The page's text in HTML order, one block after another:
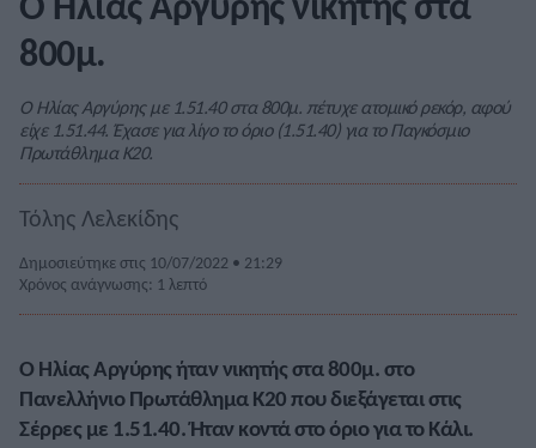
800μ.
Ο Ηλίας Αργύρης με 1.51.40 στα 800μ. πέτυχε ατομικό ρεκόρ, αφού
είχε 1.51.44. Έχασε για λίγο το όριο (1.51.40) για το Παγκόσμιο
Πρωτάθλημα Κ20.
Τόλης Λελεκίδης
Δημοσιεύτηκε στις 10/07/2022 • 21:29
Χρόνος ανάγνωσης: 1 λεπτό
Ο Ηλίας Αργύρης ήταν νικητής στα 800μ. στο
Πανελλήνιο Πρωτάθλημα Κ20 που διεξάγεται στις
Σέρρες με 1.51.40. Ήταν κοντά στο όριο για το Κάλι.